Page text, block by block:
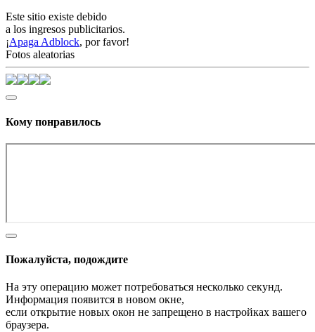
Este sitio existe debido
a los ingresos publicitarios.
¡Apaga Adblock, por favor!
Fotos aleatorias
Кому понравилось
Пожалуйста, подождите
На эту операцию может потребоваться несколько секунд.
Информация появится в новом окне,
если открытие новых окон не запрещено в настройках вашего
браузера.